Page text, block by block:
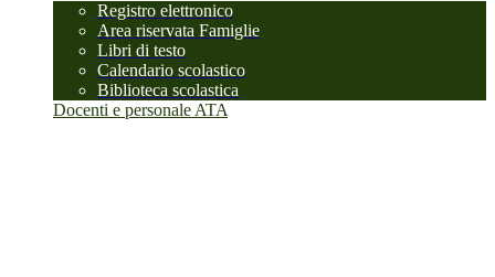
Registro elettronico
Area riservata Famiglie
Libri di testo
Calendario scolastico
Biblioteca scolastica
Docenti e personale ATA